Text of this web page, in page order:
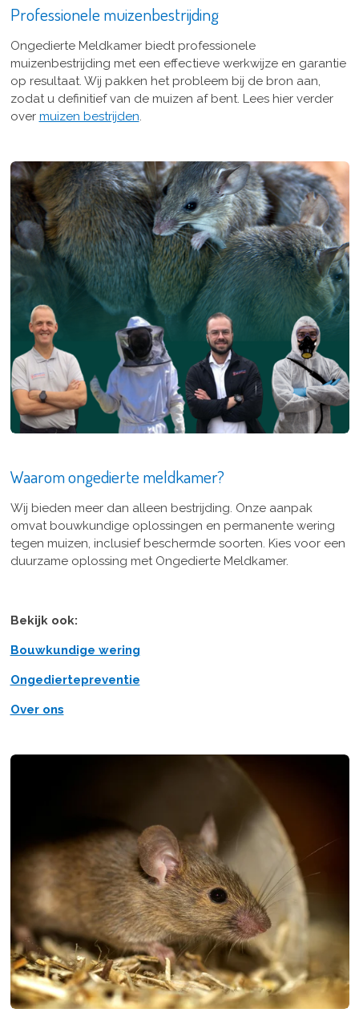
Professionele muizenbestrijding
Ongedierte Meldkamer biedt professionele
muizenbestrijding met een effectieve werkwijze en garantie
op resultaat. Wij pakken het probleem bij de bron aan,
zodat u definitief van de muizen af bent. Lees hier verder
over muizen bestrijden.
Waarom ongedierte meldkamer?
Wij bieden meer dan alleen bestrijding. Onze aanpak
omvat bouwkundige oplossingen en permanente wering
tegen muizen, inclusief beschermde soorten. Kies voor een
duurzame oplossing met Ongedierte Meldkamer.
Bekijk ook:
Bouwkundige wering
Ongediertepreventie
Over ons